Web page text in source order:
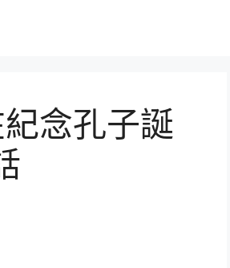
紀念孔子誕